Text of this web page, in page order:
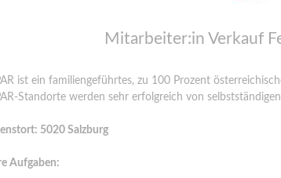
Mitarbeiter:in Verkauf
ist ein familiengeführtes, zu 100 Prozent
Standorte werden sehr erfolgreich von
5020 Salzburg
Aufgaben: